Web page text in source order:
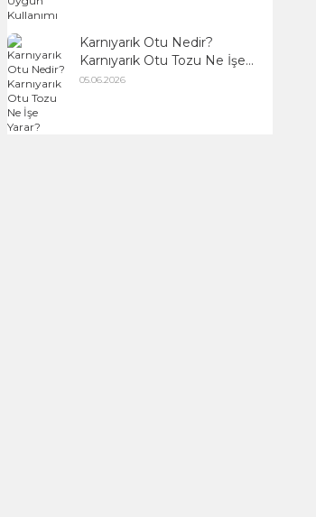
Karnıyarık Otu Nedir?
Karnıyarık Otu Tozu Ne İşe
Yarar?
05.06.2026